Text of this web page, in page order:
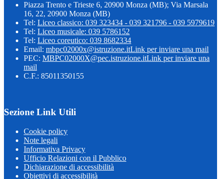
Piazza Trento e Trieste 6, 20900 Monza (MB); Via Marsala
16, 22, 20900 Monza (MB)
Tel: Liceo classico: 039 323434 - 039 321796 - 039 5979619
Tel: Liceo musicale: 039 5786152
Tel: Liceo coreutico: 039 8682334
Email: mbpc02000x@istruzione.itLink per inviare una mail
PEC: MBPC02000X@pec.istruzione.itLink per inviare una
mail
C.F.: 85011350155
Sezione Link Utili
Cookie policy
Note legali
Informativa Privacy
Ufficio Relazioni con il Pubblico
Dichiarazione di accessibilità
Obiettivi di accessibilità